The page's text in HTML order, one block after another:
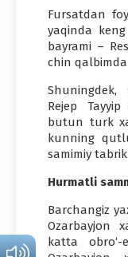
Fursatdan
yaqinda
bayrami –
chin
Shuningdek,
Rejep
butun turk
kunning
samimiy
Hurmatli
Barchangiz
Ozarbayjon
katta obro‘-